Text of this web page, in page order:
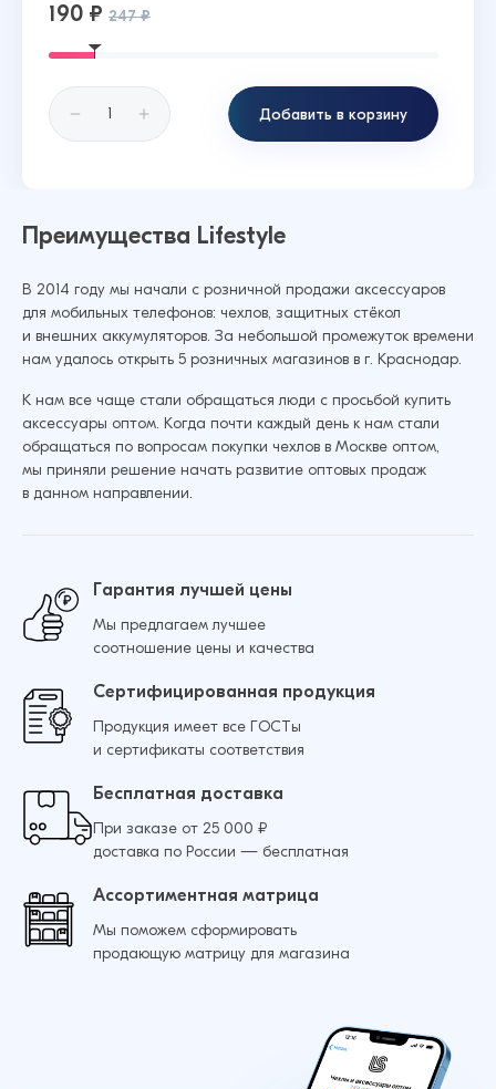
190 ₽ 247 ₽
Добавить в корзину
Преимущества Lifestyle
В 2014 году мы начали с розничной продажи аксессуаров
для мобильных телефонов: чехлов, защитных стёкол
и внешних аккумуляторов. За небольшой промежуток времени
нам удалось открыть 5 розничных магазинов в г. Краснодар.
К нам все чаще стали обращаться люди с просьбой купить
аксессуары оптом. Когда почти каждый день к нам стали
обращаться по вопросам покупки чехлов в Москве оптом,
мы приняли решение начать развитие оптовых продаж
в данном направлении.
Гарантия лучшей цены
Мы предлагаем лучшее
соотношение цены и качества
Сертифицированная продукция
Продукция имеет все ГОСТы
и сертификаты соответствия
Бесплатная доставка
При заказе от 25 000 ₽
доставка по России — бесплатная
Ассортиментная матрица
Мы поможем сформировать
продающую матрицу для магазина